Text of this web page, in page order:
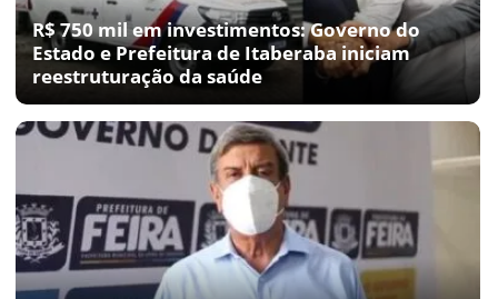
R$ 750 mil em investimentos: Governo do
Estado e Prefeitura de Itaberaba iniciam
reestruturação da saúde